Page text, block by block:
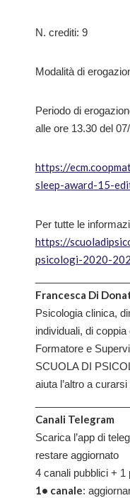
N. crediti: 9
Modalità di
Periodo di
alle ore 13.30 del
https://
sleep-award-15-
Per tutte le
https://
psicologi-2020-
Francesca Di
Psicologia clinica,
individuali, di
Formatore e
SCUOLA DI
aiuta l’altro a curarsi
Canali Telegram
Scarica l’app di
restare aggiornato
4 canali pubblici + 1
1• canale: